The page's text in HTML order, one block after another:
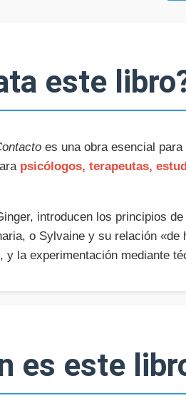
este
es una obra esencial para
psicólogos, terapeutas,
introducen los principios
o Sylvaine y su relación
, y la experimentación mediante
es este